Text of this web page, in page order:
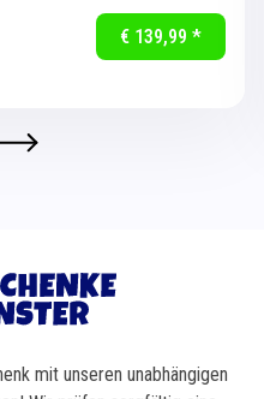
€ 139,99 *
mit unseren unabhängigen